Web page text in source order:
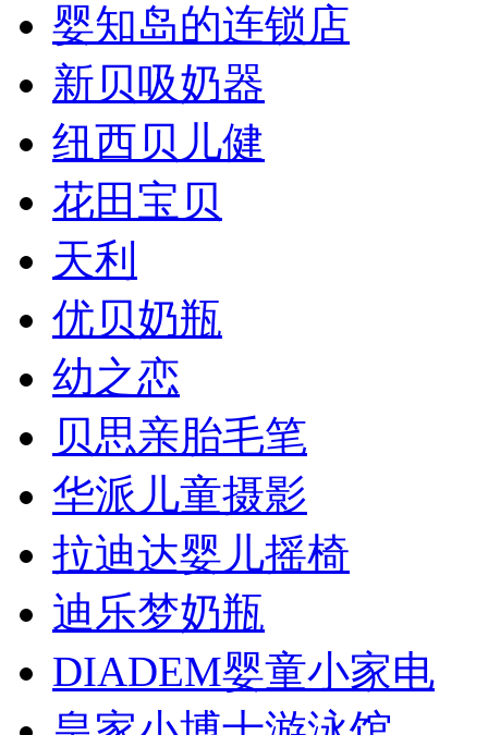
婴知岛的连锁店
新贝吸奶器
纽西贝儿健
花田宝贝
天利
优贝奶瓶
幼之恋
贝思亲胎毛笔
华派儿童摄影
拉迪达婴儿摇椅
迪乐梦奶瓶
DIADEM婴童小家电